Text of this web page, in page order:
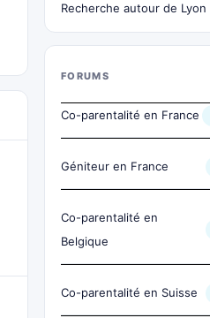
Recherche autour de Lyon
FORUMS
Co-parentalité en France
Géniteur en France
Co-parentalité en
Belgique
Co-parentalité en Suisse